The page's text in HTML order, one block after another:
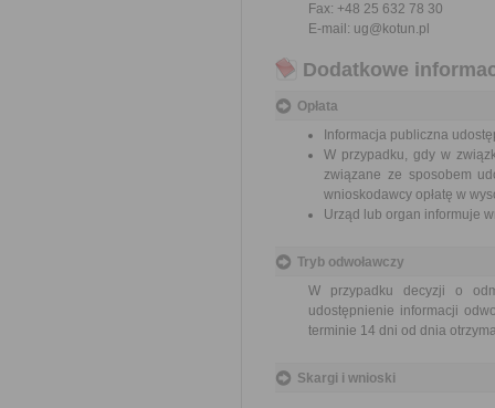
Fax: +48 25 632 78 30
E-mail: ug@kotun.pl
Dodatkowe
Opłata
Informacja publiczna
W przypadku, gdy w
związane ze sposobem
wnioskodawcy opłatę w
Urząd lub organ informuje
Tryb odwoławczy
W przypadku decyzji o
udostępnienie informacji
terminie 14 dni od dnia
Skargi i wnioski